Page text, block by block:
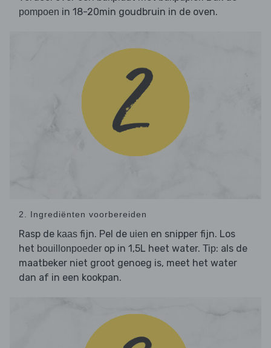
pompoen in 18-20min goudbruin in de oven.
2. Ingrediënten voorbereiden
Rasp de kaas fijn. Pel de uien en snipper fijn. Los
het bouillonpoeder op in 1,5L heet water. Tip: als de
maatbeker niet groot genoeg is, meet het water
dan af in een kookpan.